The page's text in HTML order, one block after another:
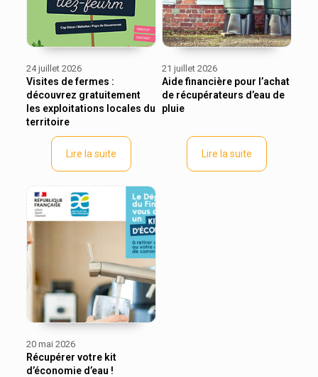
24 juillet 2026
Visites de fermes :
découvrez gratuitement
les exploitations locales du
territoire
Lire la suite
21 juillet 2026
Aide financière pour l’achat
de récupérateurs d’eau de
pluie
Lire la suite
20 mai 2026
Récupérer votre kit
d’économie d’eau !